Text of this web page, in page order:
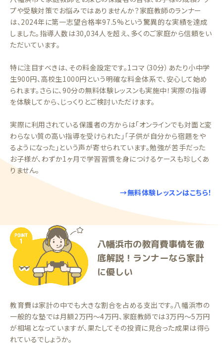
プや受験対策でお悩みではありませんか？家庭教師のランナー
は、2024年に第一志望合格率97.5%という驚異的な実績を達成
しました。指導人数は30,034人を超え、多くのご家庭から信頼をい
ただいています。
特に注目すべきは、その料金設定です。1コマ（30分）あたり小中学
生900円、高校生1000円という明確な料金体系で、安心して始め
られます。さらに、90分の無料体験レッスンも実施中！実際の指導
を体験してから、じっくりとご検討いただけます。
実際に利用されている保護者の方からは「オンラインでも対面と変
わらない質の高い指導を受けられた」「子供が自分から宿題をや
るようになった」という声が寄せられています。勉強が苦手だった
お子様が、わずか1ヶ月で学習習慣を身につけるケースも珍しくあ
りません。
→無料体験レッスンはこちら！
八幡浜市の教育費事情を徹
底解説！ランナーなら家計
に優しい
教育費は家計の中でも大きな割合を占める支出です。八幡浜市の
一般的な塾では月額2万円〜4万円、家庭教師では3万円〜5万円
が相場となっていますが、果たしてその投資に見合った成果は得ら
れているでしょうか。